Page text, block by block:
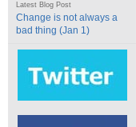
Latest Blog Post
Change is not always a
bad thing (Jan 1)